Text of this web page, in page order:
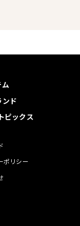
ンド
ピックス
ポリシー